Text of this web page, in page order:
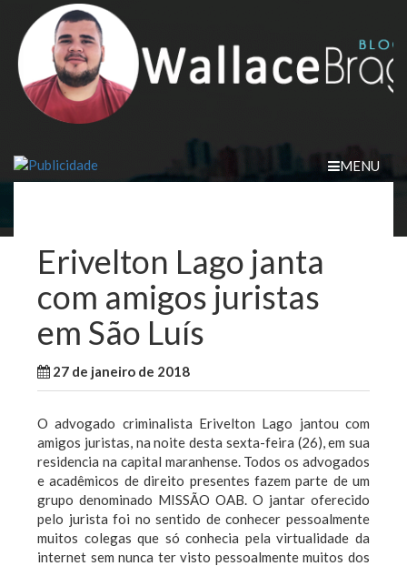
content
MENU
Erivelton Lago janta
com amigos juristas
em São Luís
27 de janeiro de 2018
O advogado criminalista Erivelton Lago jantou com
amigos juristas, na noite desta sexta-feira (26), em sua
residencia na capital maranhense. Todos os advogados
e acadêmicos de direito presentes fazem parte de um
grupo denominado MISSÃO OAB. O jantar oferecido
pelo jurista foi no sentido de conhecer pessoalmente
muitos colegas que só conhecia pela virtualidade da
internet sem nunca ter visto pessoalmente muitos dos